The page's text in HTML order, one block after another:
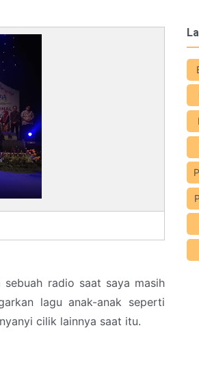
radio saat saya masih
lagu anak-anak seperti
cilik lainnya saat itu.